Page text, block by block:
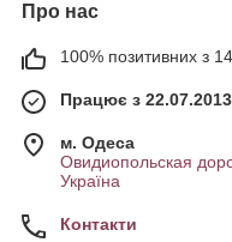
Про нас
100% позитивних з 14
Працює з 22.07.2013
м. Одеса
Овидиопольская
Україна
Контакти